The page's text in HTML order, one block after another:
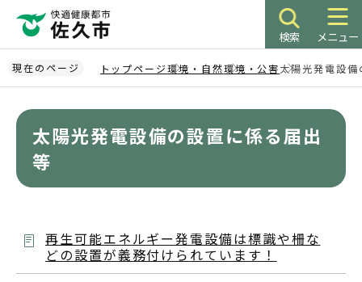
ペ
ー
ジ
検索 メニュー
現在のページ トップページ環境・自然環境・公害太陽光発電設
太陽光発電設備の設置に係る届出
等
再生可能エネルギー発電設備は標識や柵な
どの設置が義務付けられています！